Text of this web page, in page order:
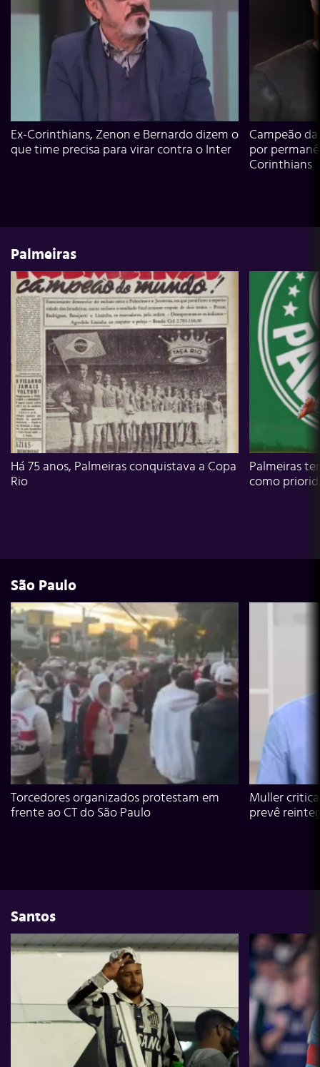
Ex-Corinthians, Zenon e Bernardo dizem o
que time precisa para virar contra o Inter
Campeão
por
Corinthians
Palmeiras
Há 75 anos, Palmeiras conquistava a Copa
Rio
Palmeiras
como
São Paulo
Torcedores organizados protestam em
frente ao CT do São Paulo
Muller
prevê
Santos